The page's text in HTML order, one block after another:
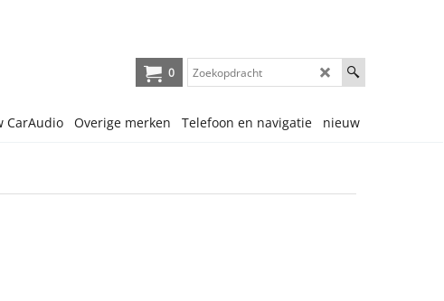
0
CarAudio Overige merken Telefoon en navigatie nieuw